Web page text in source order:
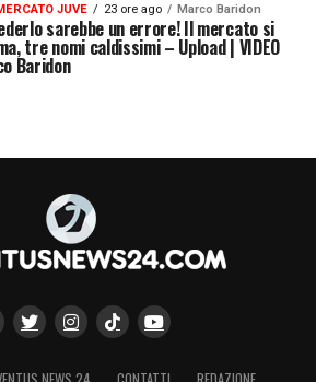
JUVE 23 ore ago Marco Baridon
sarebbe un errore! Il mercato si
tre nomi caldissimi – Upload | VIDEO
Baridon